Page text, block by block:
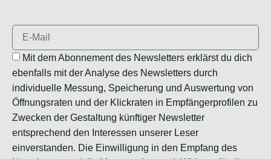
Mit dem Abonnement des Newsletters erklärst du dich
ebenfalls mit der Analyse des Newsletters durch
individuelle Messung, Speicherung und Auswertung von
Öffnungsraten und der Klickraten in Empfängerprofilen zu
Zwecken der Gestaltung künftiger Newsletter
entsprechend den Interessen unserer Leser
einverstanden. Die Einwilligung in den Empfang des